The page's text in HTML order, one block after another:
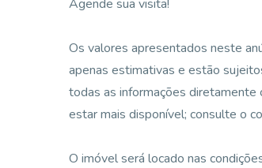
Agende sua visita!
Os valores apresentados neste
apenas estimativas e estão
todas as informações diretamente
estar mais disponível; consulte o
O imóvel será locado nas